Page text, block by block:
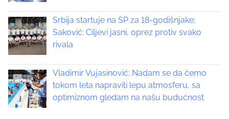
g
i
n
a
t
Srbija startuje na SP za 18-godišnjake;
Saković: Ciljevi jasni, oprez protiv svako
rivala
Vladimir Vujasinović: Nadam se da ćemo
tokom leta napraviti lepu atmosferu, sa
optimiznom gledam na našu budućnost